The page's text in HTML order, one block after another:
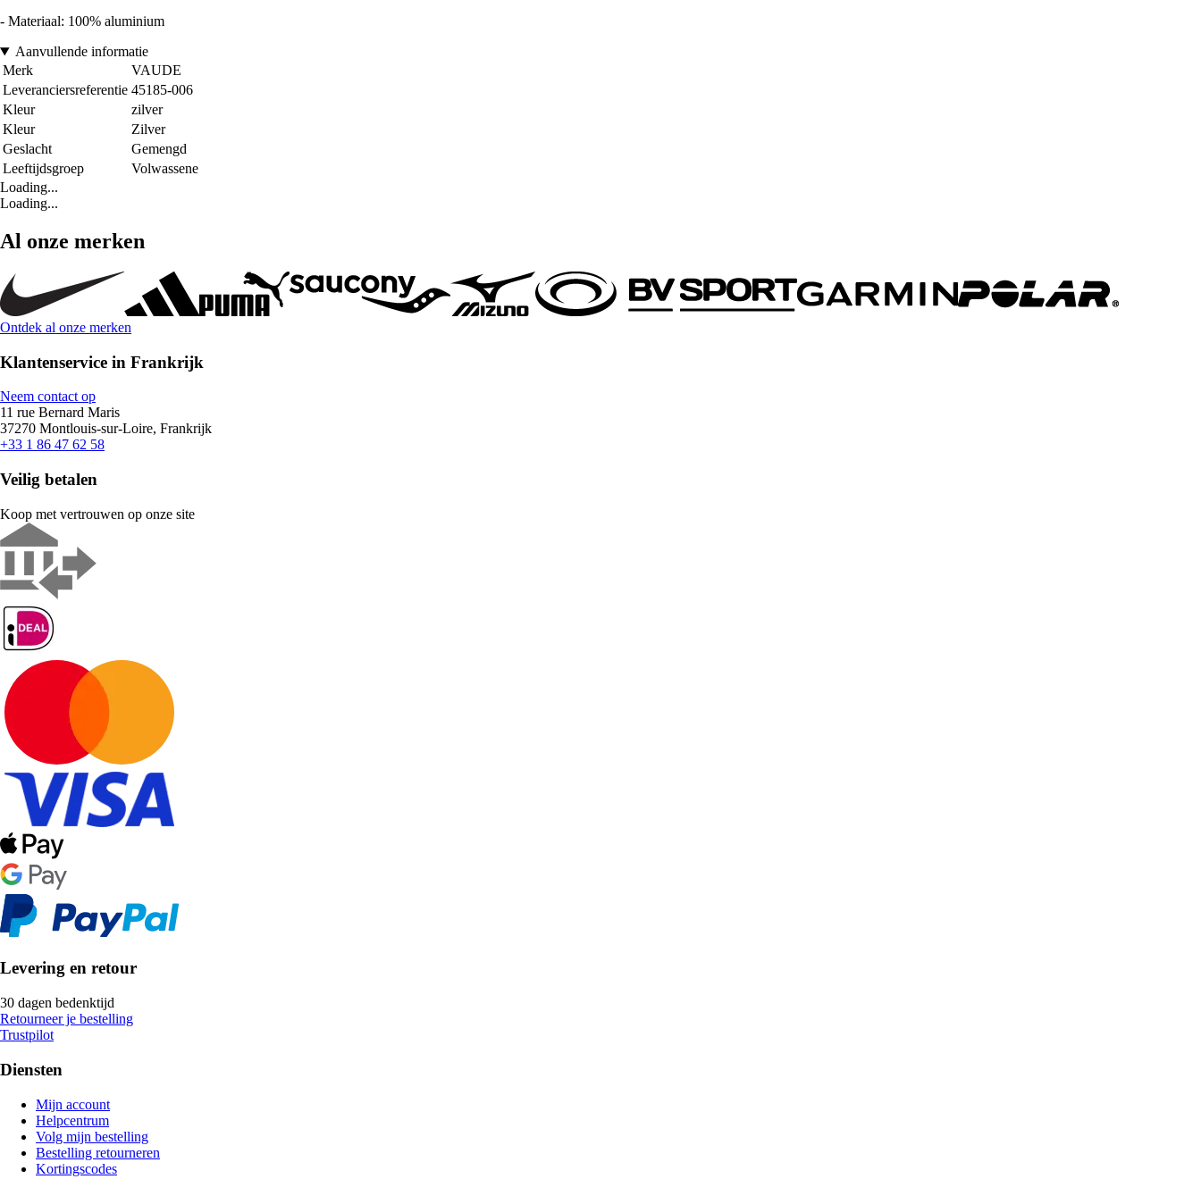
- Materiaal: 100% aluminium
Aanvullende informatie
Merk
VAUDE
Leveranciersreferentie 45185-006
Kleur
zilver
Kleur
Zilver
Geslacht
Gemengd
Leeftijdsgroep
Volwassene
Loading...
Loading...
Al onze merken
Ontdek al onze merken
Klantenservice in Frankrijk
Neem contact op
11 rue Bernard Maris
37270 Montlouis-sur-Loire, Frankrijk
+33 1 86 47 62 58
Veilig betalen
Koop met vertrouwen op onze site
Levering en retour
30 dagen bedenktijd
Retourneer je bestelling
Trustpilot
Diensten
Mijn account
Helpcentrum
Volg mijn bestelling
Bestelling retourneren
Kortingscodes